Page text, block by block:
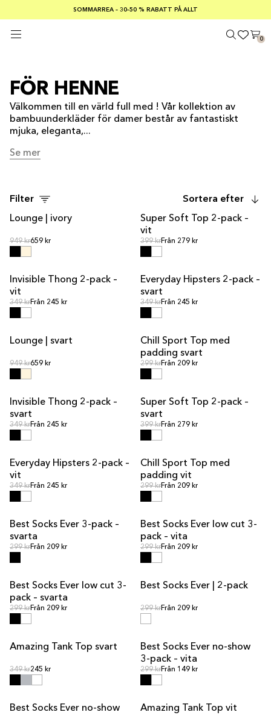
SOMMARREA – 30–50 % RABATT PÅ ALLT
FRI FRAKT PÅ KÖP ÖVER €100
Säker betalning med
0
FÖR HENNE
Välkommen till en värld full med ! Vår kollektion av
bambuunderkläder för damer består av fantastiskt
mjuka, eleganta,...
Se mer
Filter Sortera efter
REA
Lounge | ivory
Ordinarie pris
949 krOrdinarie pris
659 kr
REA
Super Soft Top 2-pack –
vit
Ordinarie pris
399 krOrdinarie pris
Från 279 kr
REA
Invisible Thong 2-pack –
vit
Ordinarie pris
349 krOrdinarie pris
Från 245 kr
REA
Everyday Hipsters 2-pack –
svart
Ordinarie pris
349 krOrdinarie pris
Från 245 kr
REA
Lounge | svart
Ordinarie pris
949 krOrdinarie pris
659 kr
REA
Chill Sport Top med
padding svart
Ordinarie pris
299 krOrdinarie pris
Från 209 kr
REA
Invisible Thong 2-pack –
svart
Ordinarie pris
349 krOrdinarie pris
Från 245 kr
REA
Super Soft Top 2-pack –
svart
Ordinarie pris
399 krOrdinarie pris
Från 279 kr
REA
Everyday Hipsters 2-pack –
vit
Ordinarie pris
349 krOrdinarie pris
Från 245 kr
REA
Chill Sport Top med
padding vit
Ordinarie pris
299 krOrdinarie pris
Från 209 kr
Best Socks Ever 3-pack –
svarta
Ordinarie pris
299 krOrdinarie pris
Från 209 kr
Best Socks Ever low cut 3-
pack – vita
Ordinarie pris
299 krOrdinarie pris
Från 209 kr
Best Socks Ever low cut 3-
pack – svarta
Ordinarie pris
299 krOrdinarie pris
Från 209 kr
Best Socks Ever | 2-pack
Ordinarie pris
299 krOrdinarie pris
Från 209 kr
REA
Amazing Tank Top svart
Ordinarie pris
349 krOrdinarie pris
245 kr
Best Socks Ever no-show
3-pack – vita
Ordinarie pris
299 krOrdinarie pris
Från 149 kr
Best Socks Ever no-show
REA
Amazing Tank Top vit